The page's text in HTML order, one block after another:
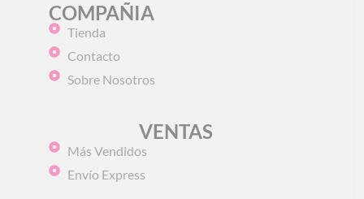
COMPAÑIA
Tienda
Contacto
Sobre Nosotros
VENTAS
Más Vendidos
Envío Express